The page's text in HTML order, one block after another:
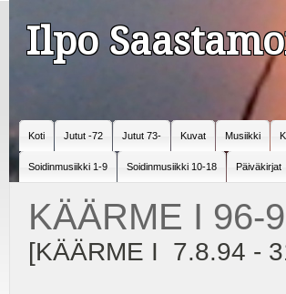
Ilpo
Koti Jutut -72 Jutut 73- Kuvat Musiikki
Soidinmusiikki 1-9 Soidinmusiikki 10-18 Päiväkirjat
KÄÄRME I 96-
[KÄÄRME I 7.8.94 -